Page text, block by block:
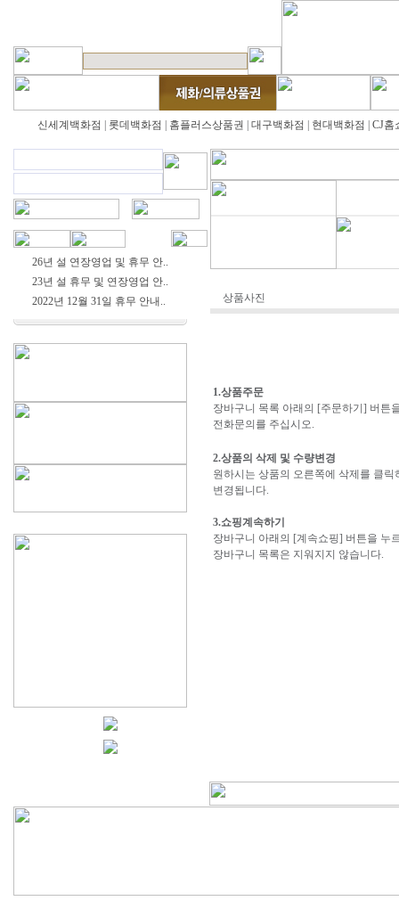
신세계백화점 롯데백화점 홈플러스상품권 대구백화점 현대백화점 CJ홈
26년 설 연장영업 및 휴무 안..
23년 설 휴무 및 연장영업 안..
2022년 12월 31일 휴무 안내..
상품사진
1.상품주문
장바구니 목록 아래의 [주문하기] 버튼
전화문의를 주십시오.
2.상품의 삭제 및 수량변경
원하시는 상품의 오른쪽에 삭제를 클
변경됩니다.
3.쇼핑계속하기
장바구니 아래의 [계속쇼핑] 버튼을 누
장바구니 목록은 지워지지 않습니다.